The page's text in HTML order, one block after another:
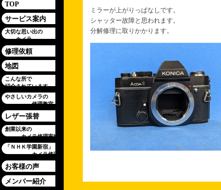
TOP
サービス案内
大切な思い出の
カメラ
修理依頼
地図
こんな所で
紹介されています
やさしいカメラの
修理教室
レザー張替
創業以来の
カメラ修理実績
「ＮＨＫ学園新宿」
カメラ修理
お客様の声
メンバー紹介
ミラーが上がりっぱなしです。
シャッター故障と思われます。
分解修理に取りかかります。